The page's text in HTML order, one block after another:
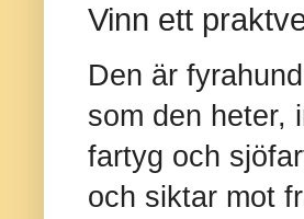
Vinn ett
Den är
som den heter,
fartyg och
och siktar mot